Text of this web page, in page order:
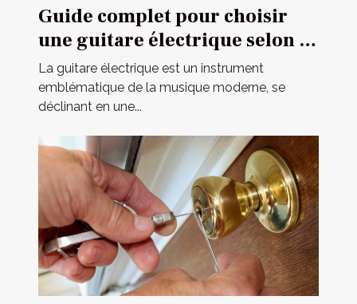
Guide complet pour choisir
une guitare électrique selon sa
construction
La guitare électrique est un instrument
emblématique de la musique moderne, se
déclinant en une...